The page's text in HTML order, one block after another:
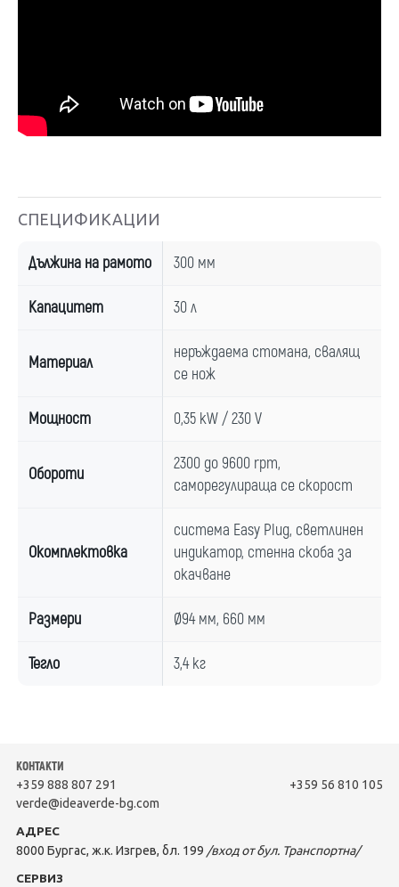
СПЕЦИФИКАЦИИ
Дължина на рамото 300 мм
Капацитет 30 л
Материал
неръждаема стомана, свалящ
се нож
Мощност 0,35 kW / 230 V
Обороти
2300 до 9600 rpm,
саморегулираща се скорост
Окомплектовка
система Easy Plug, светлинен
индикатор, стенна скоба за
окачване
Размери Ø94 мм, 660 мм
Тегло 3,4 кг
КОНТАКТИ
+359 888 807 291
+359 56 810 105
verde@ideaverde-bg.com
АДРЕС
8000 Бургас, ж.к. Изгрев, бл. 199 /вход от бул. Транспортна/
СЕРВИЗ